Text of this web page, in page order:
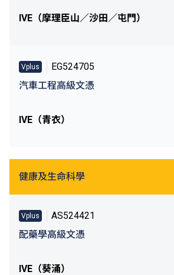
IVE（摩理臣山／沙田／屯門）
Vplus
EG524705
汽車工程高級文憑
IVE（青衣）
健康及生命科學
Vplus
AS524421
配藥學高級文憑
IVE（葵涌）